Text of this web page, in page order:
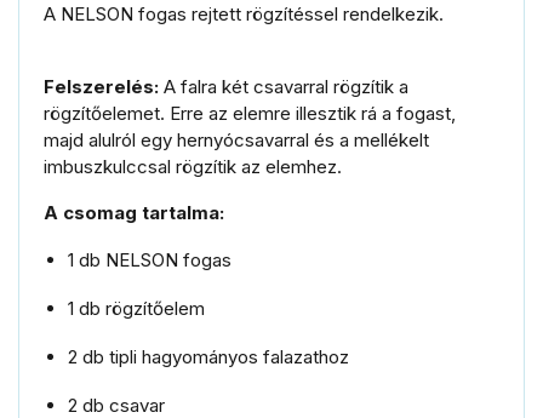
A NELSON fogas rejtett rögzítéssel rendelkezik.
Felszerelés: A falra két csavarral rögzítik a
rögzítőelemet. Erre az elemre illesztik rá a fogast,
majd alulról egy hernyócsavarral és a mellékelt
imbuszkulccsal rögzítik az elemhez.
A csomag tartalma:
1 db NELSON fogas
1 db rögzítőelem
2 db tipli hagyományos falazathoz
2 db csavar